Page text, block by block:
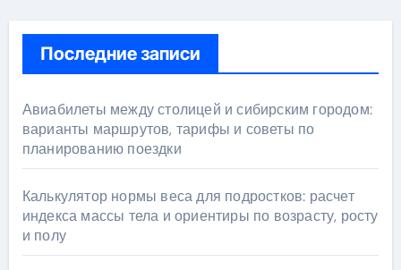
Последние записи
Авиабилеты между столицей и сибирским городом:
варианты маршрутов, тарифы и советы по
планированию поездки
Калькулятор нормы веса для подростков: расчет
индекса массы тела и ориентиры по возрасту, росту
и полу